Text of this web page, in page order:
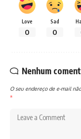
Love
0
Sad
0
Nenhum
O seu endereço de e-mail
*